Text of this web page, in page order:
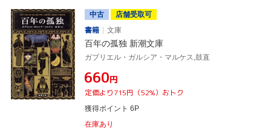
中古
店舗受取可
書籍
文庫
百年の孤独 新潮文庫
ガブリエル・ガルシア・マルケス,鼓直
¥660円
定価より715円（52%）おトク
獲得ポイント 6P
在庫あり